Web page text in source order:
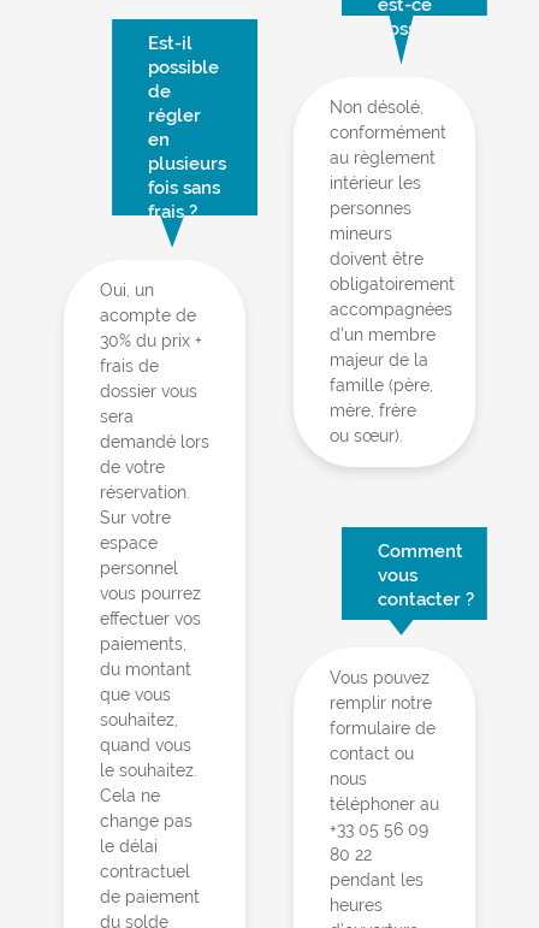
Est-il
possible
de
régler
en
plusieurs
fois sans
frais ?
Oui, un
acompte de
30% du prix +
frais de
dossier vous
sera
demandé lors
de votre
réservation.
Sur votre
espace
personnel
vous pourrez
effectuer vos
paiements,
du montant
que vous
souhaitez,
quand vous
le souhaitez.
Cela ne
change pas
le délai
contractuel
de paiement
du solde
est-ce
possible ?
Non désolé,
conformément
au règlement
intérieur les
personnes
mineurs
doivent être
obligatoirement
accompagnées
d’un membre
majeur de la
famille (père,
mère, frère
ou sœur).
Comment
vous
contacter ?
Vous pouvez
remplir notre
formulaire de
contact ou
nous
téléphoner au
+33 05 56 09
80 22
pendant les
heures